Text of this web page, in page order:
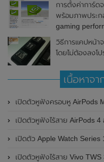
การตั้งค่าการ์ด
พร้อมภาพประก
gaming
วิธีการแคปหน้
โดยไม่ต้องลงโ
เนื้อหาจ
เปิดตัวหูฟังครอบหู AirPods
เปิดตัวหูฟังไร้สาย AirPods 4 อย่างเป็น
เปิดตัว Apple Watch Series 10
เปิดตัวหูฟังไร้สาย Vivo TWS 3e อย่างเป็นทางการแล้วในประเทศอินเดีย มาพร้อมระ